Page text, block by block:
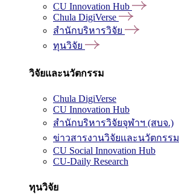
CU Innovation Hub
Chula DigiVerse
สำนักบริหารวิจัย
ทุนวิจัย
วิจัยและนวัตกรรม
Chula DigiVerse
CU Innovation Hub
สำนักบริหารวิจัยจุฬาฯ (สบจ.)
ข่าวสารงานวิจัยและนวัตกรรม
CU Social Innovation Hub
CU-Daily Research
ทุนวิจัย